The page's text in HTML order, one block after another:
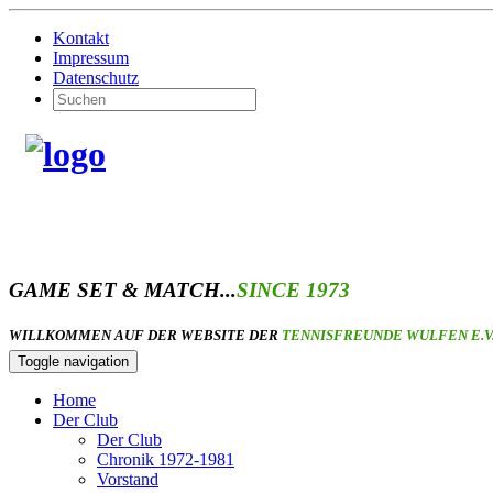
Kontakt
Impressum
Datenschutz
GAME SET & MATCH...SINCE 1973
WILLKOMMEN AUF DER WEBSITE DER TENNISFREUNDE WULFEN
Toggle navigation
Home
Der Club
Der Club
Chronik 1972-1981
Vorstand